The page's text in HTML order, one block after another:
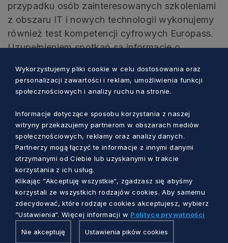
przypadku osób zainteresowanych szkoleniami
z obszaru IT i nowych technologii wykonujemy
również test kompetencji cyfrowych Europass.
Uzupełnieniem spotkań są informacje o
deficytowych i nadwyżkowych w regionie.
największym zainteresowaniem?
– Dużą popularnością cieszą się szkolenia i
studia podyplomowe z zakresu programowania,
analizy danych oraz sztucznej inteligencji. To
obszary dynamicznie rozwijające się i bardzo
poszukiwane na rynku pracy. Sporo osób
wybiera także szkolenia techniczne, dające
konkretne uprawnienia, np. obsługę maszyn
budowlanych – koparek, ładowarek, dźwigów
Wykorzystujemy pliki cookie w celu dostosowania oraz
personalizacji zawartości i reklam, umożliwienia funkcji
społecznościowych i analizy ruchu na stronie.
Informacje dotyczące sposobu korzystania z naszej
witryny przekazujemy partnerom w obszarach mediów
społecznościowych, reklamy oraz analizy danych.
Partnerzy mogą łączyć te informacje z innymi danymi
otrzymanymi od Ciebie lub uzyskanymi w trakcie
korzystania z ich usług.
Klikając “Akceptuję wszystkie“, zgadzasz się abyśmy
korzystali ze wszystkich rodzajów cookies. Aby samemu
zdecydować, które rodzaje cookies akceptujesz, wybierz
“Ustawienia“. Więcej informacji w Polityce prywatności
Nie akceptuję Ustawienia pików cookies